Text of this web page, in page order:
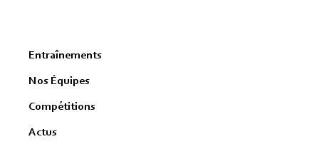
Entraînements
Nos Équipes
Compétitions
Actus